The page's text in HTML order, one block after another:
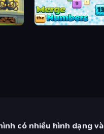
Merge the Numbers
có nhiều hình dạng